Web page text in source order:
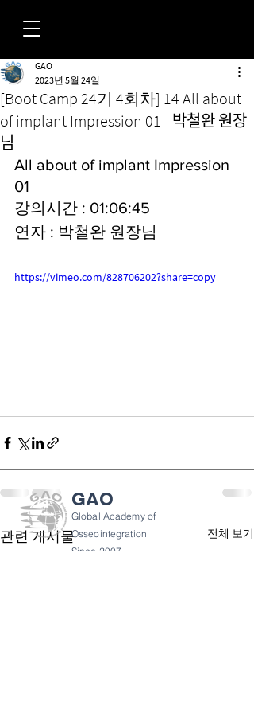
[Boot Camp 24기 4회차] 14 All about
of implant Impression 01 - 박철완 원장
님
GAO
2023년 5월 24일
All about of implant Impression
01
강의시간 : 01:06:45
연자 : 박철완 원장님
https://vimeo.com/828706202?share=copy
관련 게시물 전체 보기
GAO
Global Academy of
Osseointegration
Since 2007